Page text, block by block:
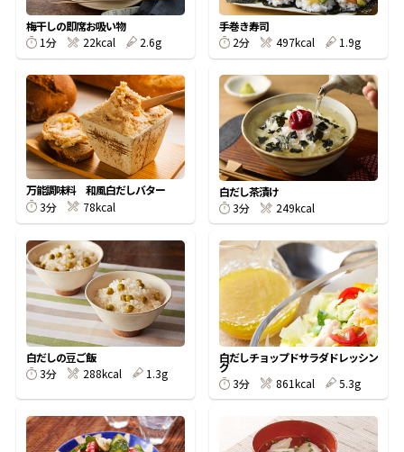
旨さ、別格。だし屋の鍋 韓福善シリーズ
サッと鍋® 楽チン鍋®
楽チン屋® ストレートつゆ
おいしいレシピを商品から探す
かつお節レシピ
めんつゆレシピ
割烹白だしレシピ
レシピ特設サイト
割烹白だしレシピ特集
かつお節・だしを楽しむ
だしコミュ
採用情報
- ジョブリターン制
Global
梅干しの即席お吸い物
1分
22kcal 2.6g
手巻き寿司
2分
497kcal 1.9g
万能調味料 和風白だしバター
3分
78kcal
白だし茶漬け
3分
249kcal
白だしの豆ご飯
3分
288kcal 1.3g
白だしチョップドサラダドレッシン
グ
3分
861kcal 5.3g